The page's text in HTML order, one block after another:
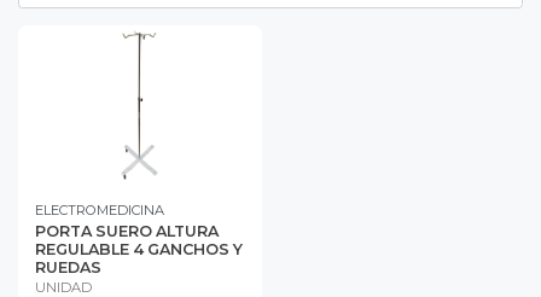
ELECTROMEDICINA
PORTA SUERO ALTURA
REGULABLE 4 GANCHOS Y
RUEDAS
UNIDAD